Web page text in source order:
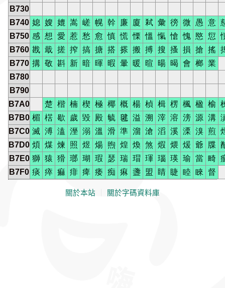
B730
B740 媳 嫂 媲 嵩 嵯 幌 幹 廉 廈 弒 彙 徬 微 愚 意
B750 感 想 愛 惹 愁 愈 慎 慌 慄 慍 愾 愴 愧 愍 愆
B760 戡 戢 搓 搾 搞 搪 搭 搽 搬 搏 搜 搔 損 搶 搖
B770 搆 敬 斟 新 暗 暉 暇 暈 暖 暄 暘 暍 會 榔 業
B780
B790
B7A0
楚 楷 楠 楔 極 椰 概 楊 楨 楫 楞 楓 楹 榆
B7B0 楣 楛 歇 歲 毀 殿 毓 毽 溢 溯 滓 溶 滂 源 溝
B7C0 滅 溥 溘 溼 溺 溫 滑 準 溜 滄 滔 溪 溧 溴 煎
B7D0 煩 煤 煉 照 煜 煬 煦 煌 煥 煞 煆 煨 煖 爺 牒
B7E0 獅 猿 猾 瑯 瑚 瑕 瑟 瑞 瑁 琿 瑙 瑛 瑜 當 畸
B7F0 痰 瘁 痲 痱 痺 痿 痴 痳 盞 盟 睛 睫 睦 睞 督
關於本站 關於字碼資料庫